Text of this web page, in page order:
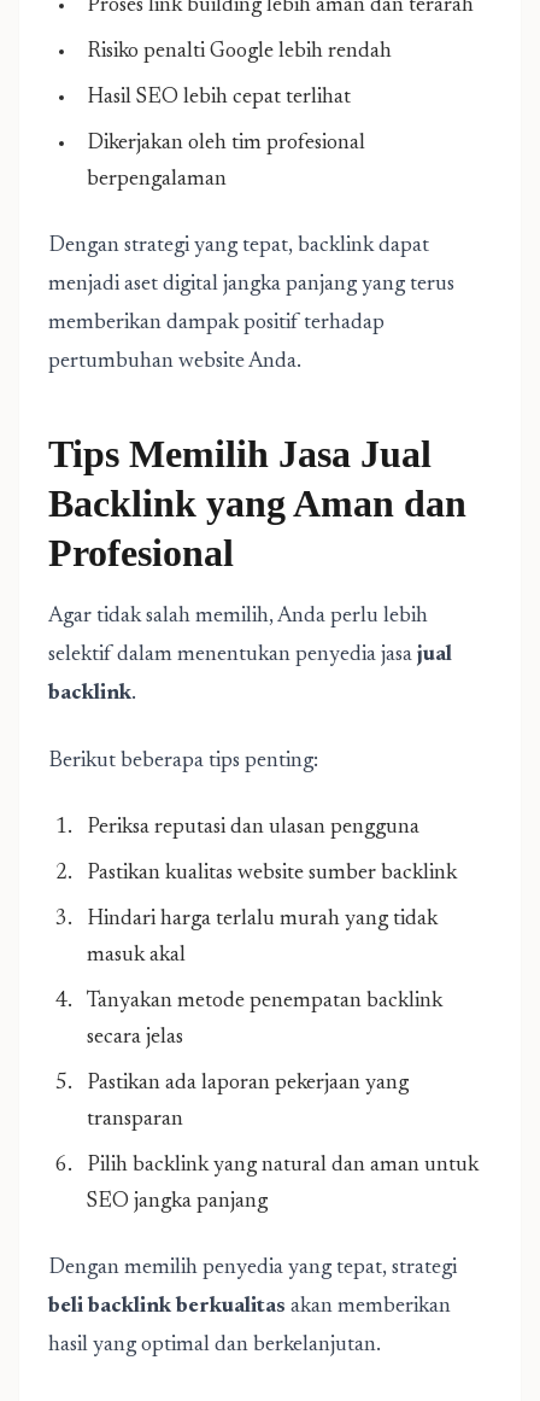
Proses link building lebih aman dan terarah
Risiko penalti Google lebih rendah
Hasil SEO lebih cepat terlihat
Dikerjakan oleh tim profesional
berpengalaman
Dengan strategi yang tepat, backlink dapat
menjadi aset digital jangka panjang yang terus
memberikan dampak positif terhadap
pertumbuhan website Anda.
Tips Memilih Jasa Jual
Backlink yang Aman dan
Profesional
Agar tidak salah memilih, Anda perlu lebih
selektif dalam menentukan penyedia jasa jual
backlink.
Berikut beberapa tips penting:
Periksa reputasi dan ulasan pengguna
Pastikan kualitas website sumber backlink
Hindari harga terlalu murah yang tidak
masuk akal
Tanyakan metode penempatan backlink
secara jelas
Pastikan ada laporan pekerjaan yang
transparan
Pilih backlink yang natural dan aman untuk
SEO jangka panjang
Dengan memilih penyedia yang tepat, strategi
beli backlink berkualitas akan memberikan
hasil yang optimal dan berkelanjutan.